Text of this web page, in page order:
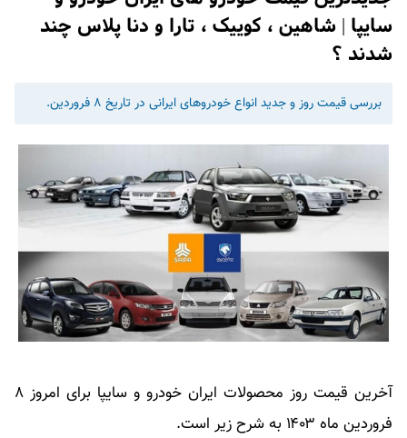
سایپا | شاهین ، کوییک ، تارا و دنا پلاس چند
شدند ؟
بررسی قیمت روز و جدید انواع خودروهای ایرانی در تاریخ ۸ فروردین.
آخرین قیمت روز محصولات ایران خودرو و سایپا برای امروز ۸
فروردین ماه ۱۴۰۳ به شرح زیر است.